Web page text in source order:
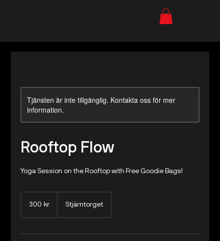
Tjänsten är inte tillgänglig. Kontakta oss för mer
information.
Rooftop Flow
Yoga Session on the Rooftop with Free Goodie Bags!
kronor300 kr Stjärntorget